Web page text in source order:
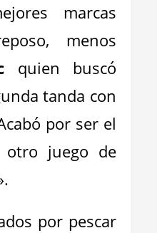
marcas
menos
quien buscó
tanda con
por ser el
otro juego de
por pescar